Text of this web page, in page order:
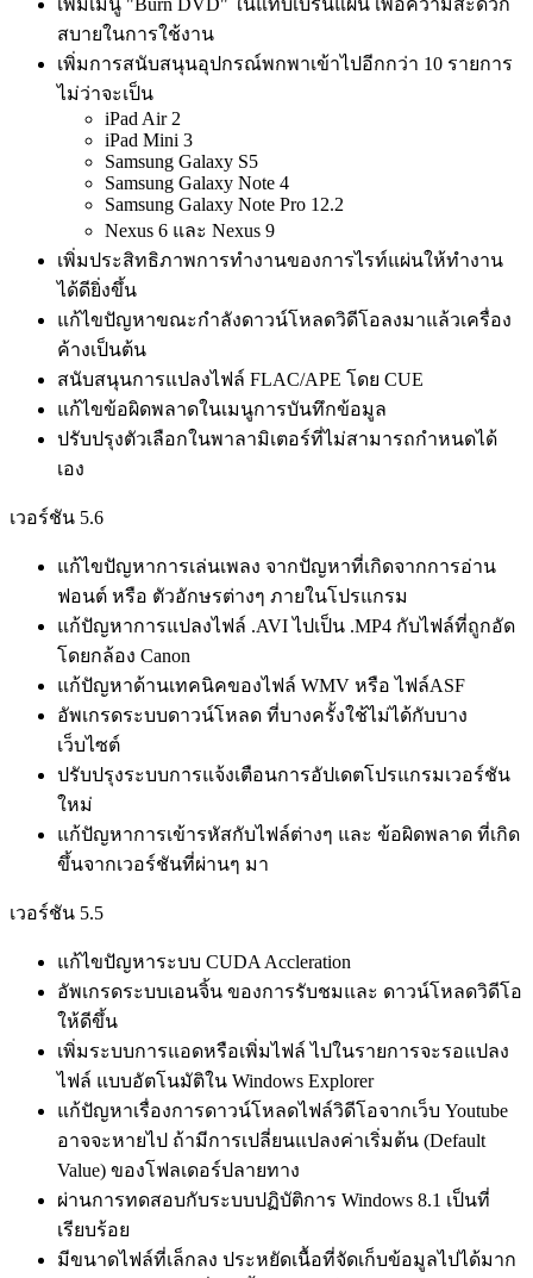
เพิ่มเมนู "Burn DVD" ในแท็บเบิร์นแผ่น เพื่อความสะดวก
สบายในการใช้งาน
เพิ่มการสนับสนุนอุปกรณ์พกพาเข้าไปอีกกว่า 10 รายการ
ไม่ว่าจะเป็น
iPad Air 2
iPad Mini 3
Samsung Galaxy S5
Samsung Galaxy Note 4
Samsung Galaxy Note Pro 12.2
Nexus 6 และ Nexus 9
เพิ่มประสิทธิภาพการทำงานของการไรท์แผ่นให้ทำงาน
ได้ดียิ่งขึ้น
แก้ไขปัญหาขณะกำลังดาวน์โหลดวิดีโอลงมาแล้วเครื่อง
ค้างเป็นต้น
สนับสนุนการแปลงไฟล์ FLAC/APE โดย CUE
แก้ไขข้อผิดพลาดในเมนูการบันทึกข้อมูล
ปรับปรุงตัวเลือกในพาลามิเตอร์ที่ไม่สามารถกำหนดได้
เอง
เวอร์ชัน 5.6
แก้ไขปัญหาการเล่นเพลง จากปัญหาที่เกิดจากการอ่าน
ฟอนต์ หรือ ตัวอักษรต่างๆ ภายในโปรแกรม
แก้ปัญหาการแปลงไฟล์ .AVI ไปเป็น .MP4 กับไฟล์ที่ถูกอัด
โดยกล้อง Canon
แก้ปัญหาด้านเทคนิคของไฟล์ WMV หรือ ไฟล์ASF
อัพเกรดระบบดาวน์โหลด ที่บางครั้งใช้ไม่ได้กับบาง
เว็บไซต์
ปรับปรุงระบบการแจ้งเตือนการอัปเดตโปรแกรมเวอร์ชัน
ใหม่
แก้ปัญหาการเข้ารหัสกับไฟล์ต่างๆ และ ข้อผิดพลาด ที่เกิด
ขึ้นจากเวอร์ชันที่ผ่านๆ มา
เวอร์ชัน 5.5
แก้ไขปัญหาระบบ CUDA Accleration
อัพเกรดระบบเอนจิ้น ของการรับชมและ ดาวน์โหลดวิดีโอ
ให้ดีขึ้น
เพิ่มระบบการแอดหรือเพิ่มไฟล์ ไปในรายการจะรอแปลง
ไฟล์ แบบอัตโนมัติใน Windows Explorer
แก้ปัญหาเรื่องการดาวน์โหลดไฟล์วิดีโอจากเว็บ Youtube
อาจจะหายไป ถ้ามีการเปลี่ยนแปลงค่าเริ่มต้น (Default
Value) ของโฟลเดอร์ปลายทาง
ผ่านการทดสอบกับระบบปฏิบัติการ Windows 8.1 เป็นที่
เรียบร้อย
มีขนาดไฟล์ที่เล็กลง ประหยัดเนื้อที่จัดเก็บข้อมูลไปได้มาก